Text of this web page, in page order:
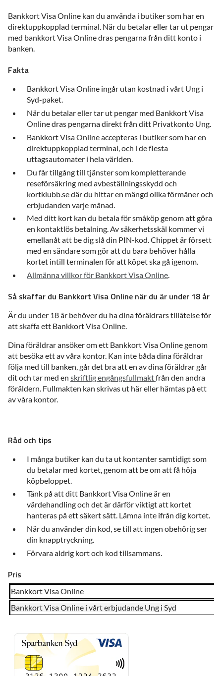
Bankkort Visa Online kan du använda i butiker som har en
direktuppkopplad terminal. När du betalar eller tar ut pengar
med bankkort Visa Online dras pengarna från ditt konto i
banken.
Fakta
Bankkort Visa Online ingår utan kostnad i vårt Ung i
Syd-paket.
När du betalar eller tar ut pengar med Bankkort Visa
Online dras pengarna direkt från ditt Privatkonto Ung.
Bankkort Visa Online accepteras i butiker som har en
direktuppkopplad terminal, och i de flesta
uttagsautomater i hela världen.
Du får tillgång till tjänster som kompletterande
reseförsäkring med avbeställningsskydd och
kortklubb.se där du hittar en mängd olika förmåner och
erbjudanden varje månad.
Med ditt kort kan du betala för småköp genom att göra
en kontaktlös betalning. Av säkerhetsskäl kommer vi
emellanåt att be dig slå din PIN-kod. Chippet är försett
med en sändare som gör att du bara behöver hålla
kortet intill terminalen för att köpet ska gå igenom.
Allmänna villkor för Bankkort Visa Online.
Så skaffar du Bankkort Visa Online när du är under 18 år
Är du under 18 år behöver du ha dina föräldrars tillåtelse för
att skaffa ett Bankkort Visa Online.
Dina föräldrar ansöker om ett Bankkort Visa Online genom
att besöka ett av våra kontor. Kan inte båda dina föräldrar
följa med till banken, går det bra att en av dina föräldrar går
dit och tar med en skriftlig engångsfullmaktfrån den andra
föräldern. Fullmakten kan skrivas ut här eller hämtas på ett
av våra kontor.
Råd och tips
I många butiker kan du ta ut kontanter samtidigt som
du betalar med kortet, genom att be om att få höja
köpbeloppet.
Tänk på att ditt Bankkort Visa Online är en
värdehandling och det är därför viktigt att kortet
hanteras på ett säkert sätt. Lämna inte ifrån dig kortet.
När du använder din kod, se till att ingen obehörig ser
din knapptryckning.
Förvara aldrig kort och kod tillsammans.
Pris
Bankkort Visa Online
Bankkort Visa Online i vårt erbjudande Ung i Syd